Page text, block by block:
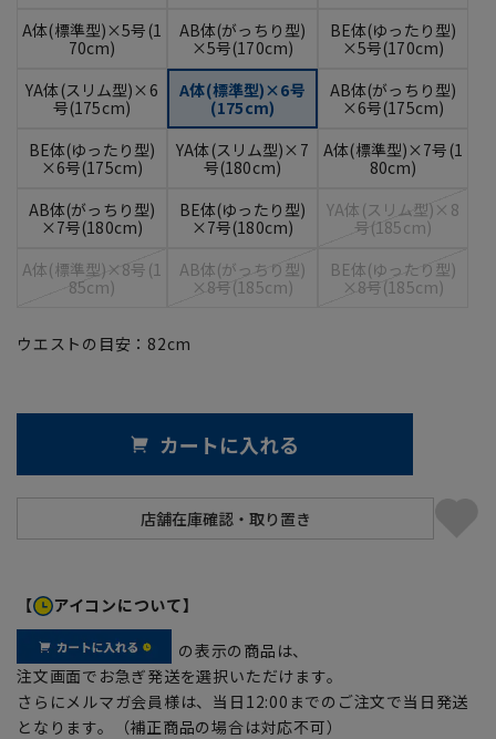
A体(標準型)×5号(1
70cm)
AB体(がっちり型)
×5号(170cm)
BE体(ゆったり型)
×5号(170cm)
YA体(スリム型)×6
号(175cm)
A体(標準型)×6号
(175cm)
AB体(がっちり型)
×6号(175cm)
BE体(ゆったり型)
×6号(175cm)
YA体(スリム型)×7
号(180cm)
A体(標準型)×7号(1
80cm)
AB体(がっちり型)
×7号(180cm)
BE体(ゆったり型)
×7号(180cm)
YA体(スリム型)×8
号(185cm)
A体(標準型)×8号(1
85cm)
AB体(がっちり型)
×8号(185cm)
BE体(ゆったり型)
×8号(185cm)
ウエストの目安： 82cm
カートに入れる
【 アイコンについて】
の表示の商品は、
注文画面でお急ぎ発送を選択いただけます。
さらにメルマガ会員様は、当日12:00までのご注文で当日発送
となります。（補正商品の場合は対応不可）